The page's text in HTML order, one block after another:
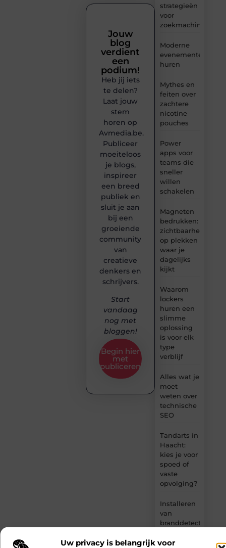
Uw privacy is belangrijk voor
strategieën
voor
Moderne
evenementenvloer
huren
Mythes en
feiten over
zachtere
nicotine
pouches
Power
apps voor
teams die
sneller
willen
schakelen
Magneten
bedrukken:
zichtbaarheid
op plekken
waar je
dagelijks
kijkt
Waarom
lockers
huren een
slimme
oplossing
is voor elk
type
verblijf
Alles wat je
moet
weten over
technische
SEO
Tandarts in
Haacht:
kies je voor
spoed of
vaste
opvolging?
Installeren
van
branddetectie:
voor
Jouw
blog
verdient
een
podium!
Heb jij iets
te delen?
Laat jouw
stem
horen op
Avmedia.be.
Publiceer
moeiteloos
je blogs,
inspireer
een breed
publiek en
sluit je aan
bij een
groeiende
community
van
creatieve
denkers en
schrijvers.
Start
vandaag
nog met
bloggen!
Begin hier
met
publiceren